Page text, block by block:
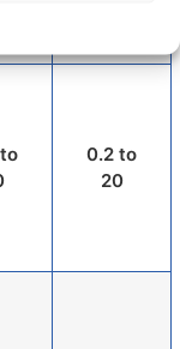
0.2 to
20